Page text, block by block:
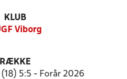
KLUB
Viborg
RÆKKE
(18) 5:5 - Forår 2026